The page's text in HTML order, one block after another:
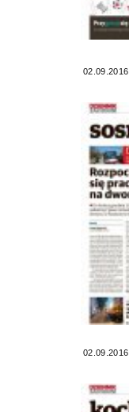
02.09.2016
02.09.2016